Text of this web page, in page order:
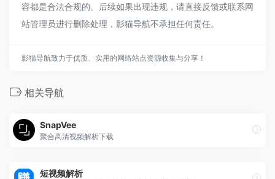
容都是合法合规的。后续如果出现违规，请直接反馈或联系网
站管理员进行删除处理，影猫导航不承担任何责任。
影猫导航致力于优质、实用的网络站点资源收集与分享！
相关导航
SnapVee
聚合高清视频解析下载
短视频解析